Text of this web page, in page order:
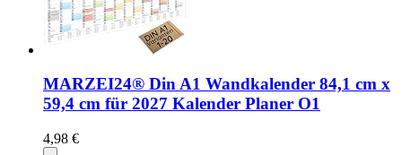
MARZEI24® Din A1 Wandkalender 84,1 cm x
59,4 cm für 2027 Kalender Planer O1
4,98 €